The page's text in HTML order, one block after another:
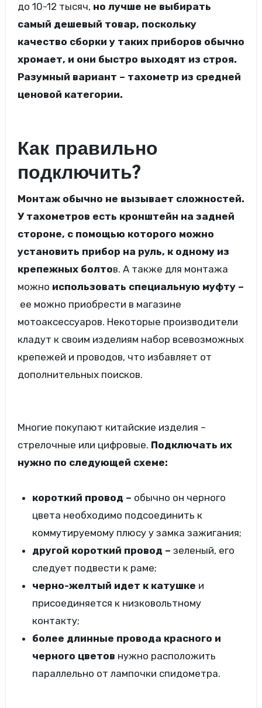
до 10-12 тысяч, но лучше не выбирать
самый дешевый товар, поскольку
качество сборки у таких приборов обычно
хромает, и они быстро выходят из строя.
Разумный вариант – тахометр из средней
ценовой категории.
Как правильно
подключить?
Монтаж обычно не вызывает сложностей.
У тахометров есть кронштейн на задней
стороне, с помощью которого можно
установить прибор на руль, к одному из
крепежных болтов. А также для монтажа
можно использовать специальную муфту –
ее можно приобрести в магазине
мотоаксессуаров. Некоторые производители
кладут к своим изделиям набор всевозможных
крепежей и проводов, что избавляет от
дополнительных поисков.
Многие покупают китайские изделия –
стрелочные или цифровые. Подключать их
нужно по следующей схеме:
короткий провод – обычно он черного
цвета необходимо подсоединить к
коммутируемому плюсу у замка зажигания;
другой короткий провод – зеленый, его
следует подвести к раме;
черно-желтый идет к катушке и
присоединяется к низковольтному
контакту;
более длинные провода красного и
черного цветов нужно расположить
параллельно от лампочки спидометра.